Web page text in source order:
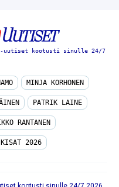
uutiset kootusti sinulle 24/7
MINJA KORHONEN
PATRIK LAINE
RANTANEN
KISAT 2026